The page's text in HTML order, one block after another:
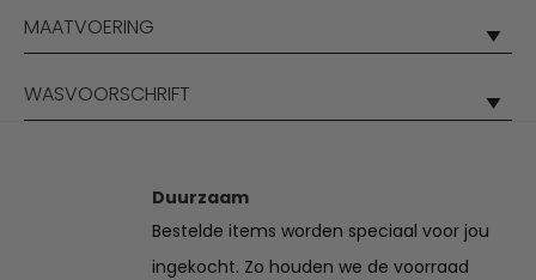
MAATVOERING
WASVOORSCHRIFT
Duurzaam
Bestelde items worden speciaal voor jou
ingekocht. Zo houden we de voorraad